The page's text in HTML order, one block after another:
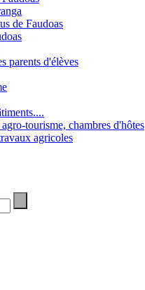
de Faudoas
parents d'élèves
tourisme, chambres d'hôtes
agricoles